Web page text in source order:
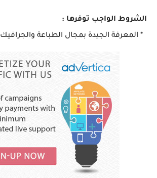
الشروط الواجب توفرها :
* المعرفة الجيدة بمجال الطباعة والجرافيك